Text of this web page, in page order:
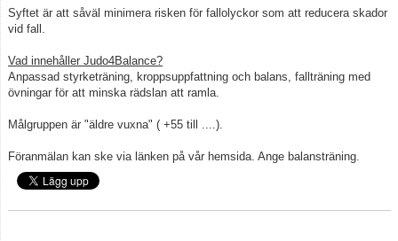
Tävlingar
Klubbkläder
Om klubben
Gradering
Syftet är att såväl minimera risken för fallolyckor som att reducera skador
vid fall.
Vad innehåller Judo4Balance?
Anpassad styrketräning, kroppsuppfattning och balans, fallträning med
övningar för att minska rädslan att ramla.
Målgruppen är "äldre vuxna" ( +55 till ....).
Föranmälan kan ske via länken på vår hemsida. Ange balansträning.